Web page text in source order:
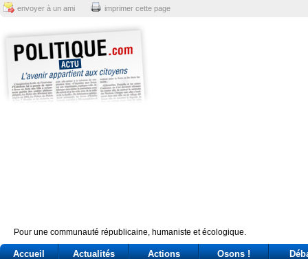
envoyer à un ami imprimer cette page
Pour une communauté républicaine, humaniste et écologique.
Accueil Actualités Actions Osons !